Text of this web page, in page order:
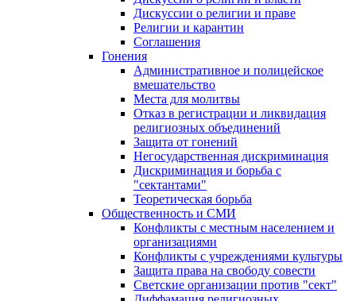
Дискуссии о религии и праве
Религии и карантин
Соглашения
Гонения
Административное и полицейское
вмешательство
Места для молитвы
Отказ в регистрации и ликвидация
религиозных объединений
Защита от гонений
Негосударственная дискриминация
Дискриминация и борьба с
"сектантами"
Теоретическая борьба
Общественность и СМИ
Конфликты с местным населением и
организациями
Конфликты с учреждениями культуры
Защита права на свободу совести
Светские организации против "сект"